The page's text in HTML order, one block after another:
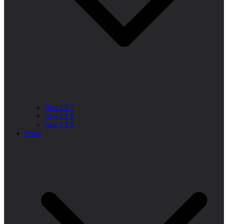
One UI 7
One UI 8
One UI 9
Folds